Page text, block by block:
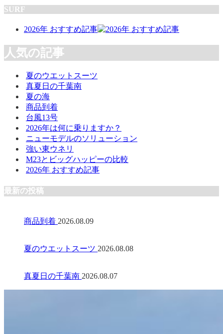
SURF
2026年 おすすめ記事
人気の記事
夏のウエットスーツ
真夏日の千葉南
夏の海
商品到着
台風13号
2026年は何に乗りますか？
ニューモデルのソリューション
強い東ウネリ
M23とビッグハッピーの比較
2026年 おすすめ記事
最新の投稿
商品到着 2026.08.09
夏のウエットスーツ 2026.08.08
真夏日の千葉南 2026.08.07